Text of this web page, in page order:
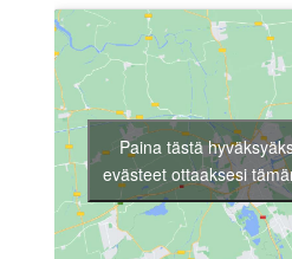
Paina tästä
evästeet ottaaksesi